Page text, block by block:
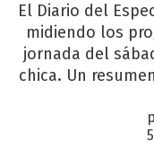
El Diario del
midiendo los
jornada del
chica. Un